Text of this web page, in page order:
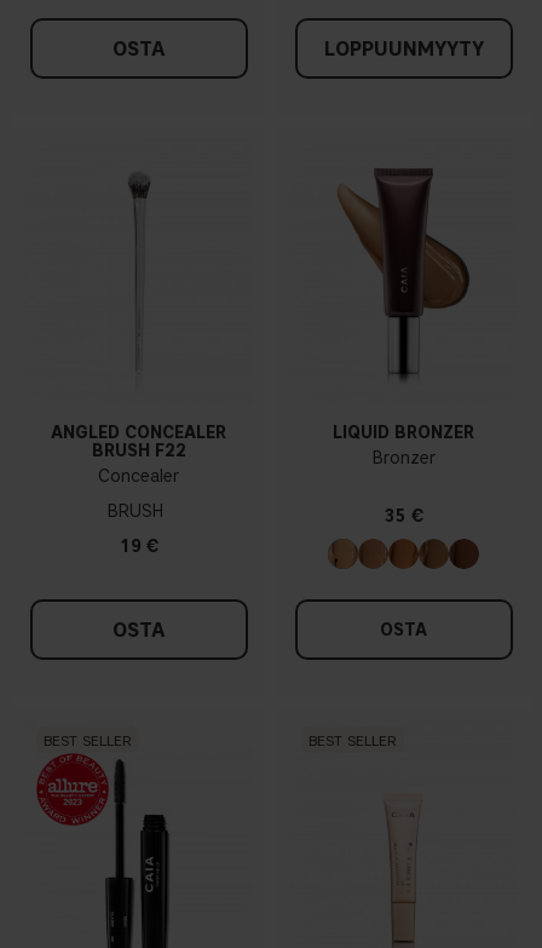
OSTA LOPPUUNMYYTY
ANGLED CONCEALER
BRUSH F22
Concealer
BRUSH
19 €
OSTA
LIQUID BRONZER
Bronzer
35 €
OSTA
BEST SELLER BEST SELLER